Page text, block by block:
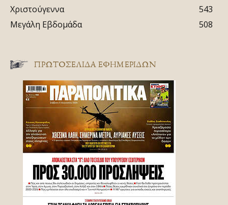
Χριστούγεννα
543
Μεγάλη Εβδομάδα
508
ΠΡΩΤΟΣΈΛΙΔΑ ΕΦΗΜΕΡΊΔΩΝ